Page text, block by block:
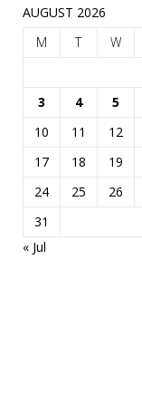
AUGUST 2026
M
T W
3
4 5
10
11 12
17
18 19
24
25 26
31
« Jul